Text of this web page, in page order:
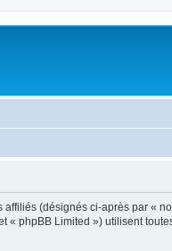
(désignés ci-après par «
phpBB Limited ») utilisent